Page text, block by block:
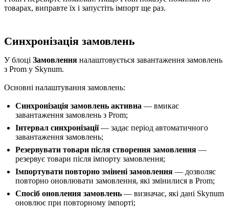
товарах, виправте їх і запустіть імпорт ще раз.
Синхронізація замовлень
У блоці Замовлення налаштовується завантаження замовлень
з Prom у Skynum.
Основні налаштування замовлень:
Синхронізація замовлень активна — вмикає
завантаження замовлень з Prom;
Інтервал синхронізації— задає період автоматичного
завантаження замовлень;
Резервувати товари після створення замовлення—
резервує товари після імпорту замовлення;
Імпортувати повторно змінені замовлення— дозволяє
повторно оновлювати замовлення, які змінилися в Prom;
Спосіб оновлення замовлень— визначає, які дані Skynum
оновлює при повторному імпорті;